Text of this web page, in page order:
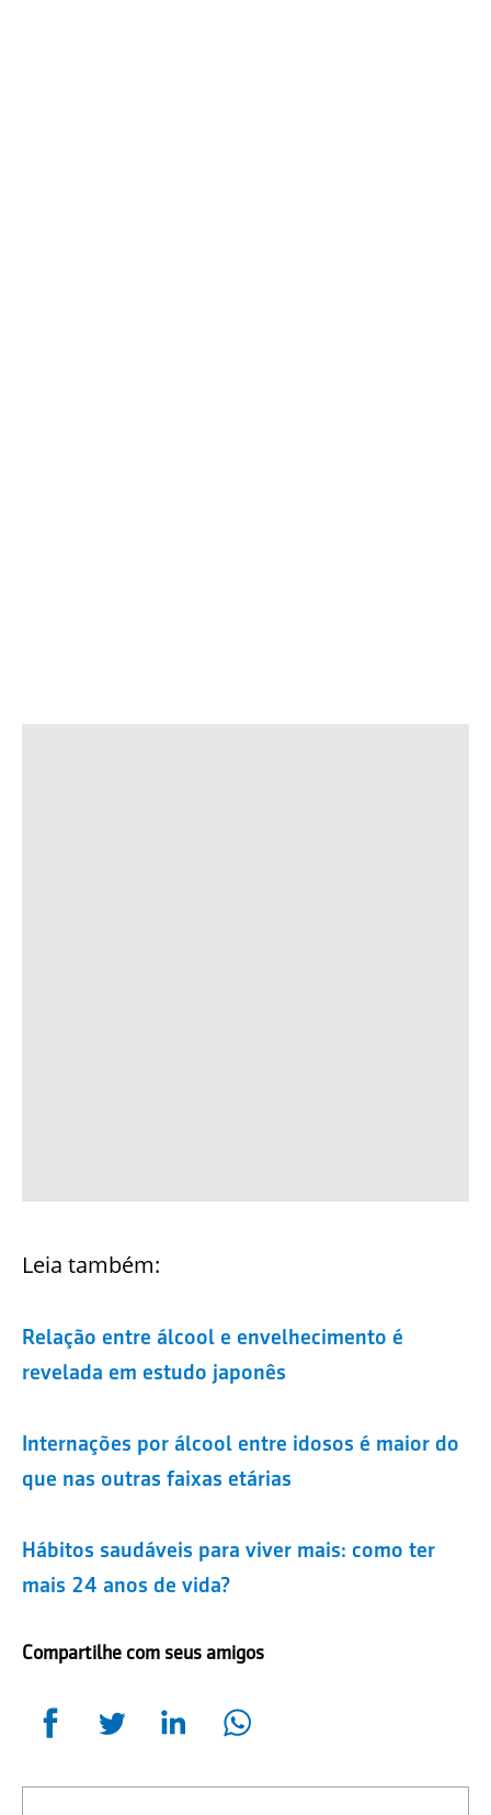
Leia também:
Relação entre álcool e envelhecimento é
revelada em estudo japonês
Internações por álcool entre idosos é maior do
que nas outras faixas etárias
Hábitos saudáveis para viver mais: como ter
mais 24 anos de vida?
Compartilhe com seus amigos